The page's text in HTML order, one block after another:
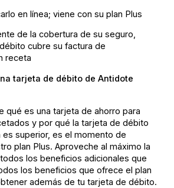
en línea; viene con su plan Plus
de la cobertura de su seguro,
cubre su factura de
receta
tarjeta de débito de Antidote
qué es una tarjeta de ahorro para
y por qué la tarjeta de débito
superior, es el momento de
plan Plus. Aproveche al máximo la
los beneficios adicionales que
los beneficios que ofrece el plan
además de tu tarjeta de débito.